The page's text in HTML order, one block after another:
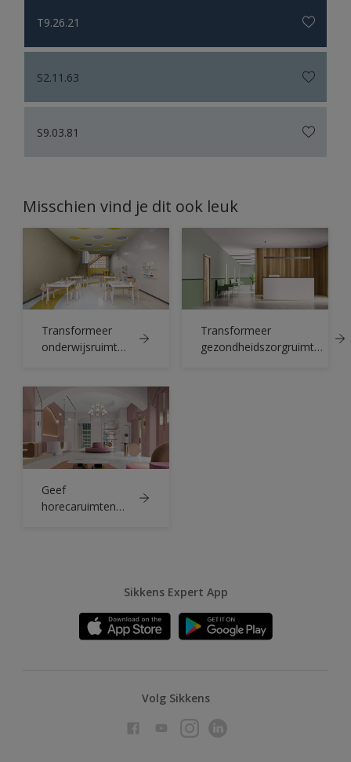
T9.26.21
S2.11.63
S9.03.81
Misschien vind je dit ook leuk
Transformeer
onderwijsruimten
Sikkens
Transformeer
gezondheidszorgruimtes
Geef
horecaruimten
Sikkens Expert App
Volg Sikkens